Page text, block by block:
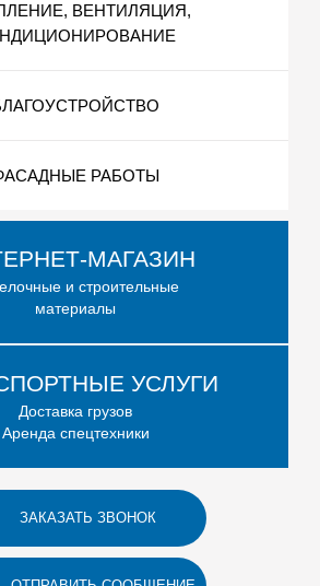
ВЕНТИЛЯЦИЯ,
РАБОТЫ
МАГАЗИН
и строительные
материалы
УСЛУГИ
Доставка грузов
Аренда спецтехники
ЗАКАЗАТЬ ЗВОНОК